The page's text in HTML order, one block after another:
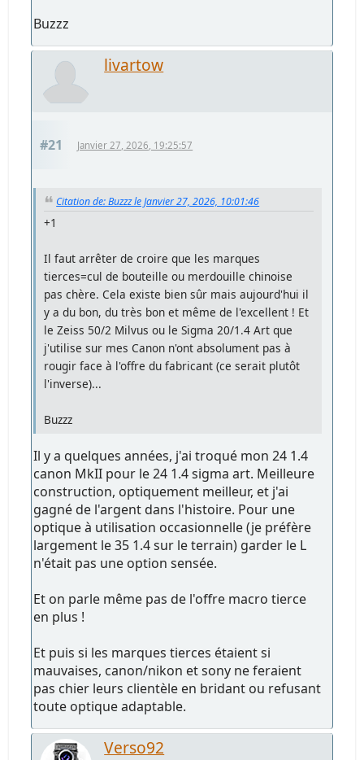
Buzzz
livartow
#21 Janvier 27, 2026, 19:25:57
Citation de: Buzzz le Janvier 27, 2026, 10:01:46
+1
Il faut arrêter de croire que les marques
tierces=cul de bouteille ou merdouille chinoise
pas chère. Cela existe bien sûr mais aujourd'hui il
y a du bon, du très bon et même de l'excellent ! Et
le Zeiss 50/2 Milvus ou le Sigma 20/1.4 Art que
j'utilise sur mes Canon n'ont absolument pas à
rougir face à l'offre du fabricant (ce serait plutôt
l'inverse)...
Buzzz
Il y a quelques années, j'ai troqué mon 24 1.4
canon MkII pour le 24 1.4 sigma art. Meilleure
construction, optiquement meilleur, et j'ai
gagné de l'argent dans l'histoire. Pour une
optique à utilisation occasionnelle (je préfère
largement le 35 1.4 sur le terrain) garder le L
n'était pas une option sensée.
Et on parle même pas de l'offre macro tierce
en plus !
Et puis si les marques tierces étaient si
mauvaises, canon/nikon et sony ne feraient
pas chier leurs clientèle en bridant ou refusant
toute optique adaptable.
Verso92